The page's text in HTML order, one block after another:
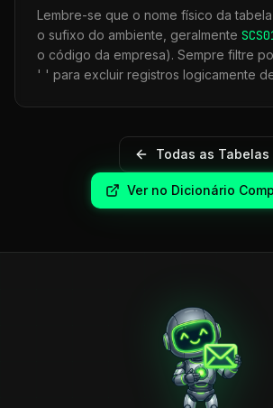
Lembre-se que o nome físico da
o sufixo do ambiente, geralmente SCS
o código da empresa). Sempre filtre
' ' para excluir registros logicamente
Todas as Tabelas
Ver no Dicionário